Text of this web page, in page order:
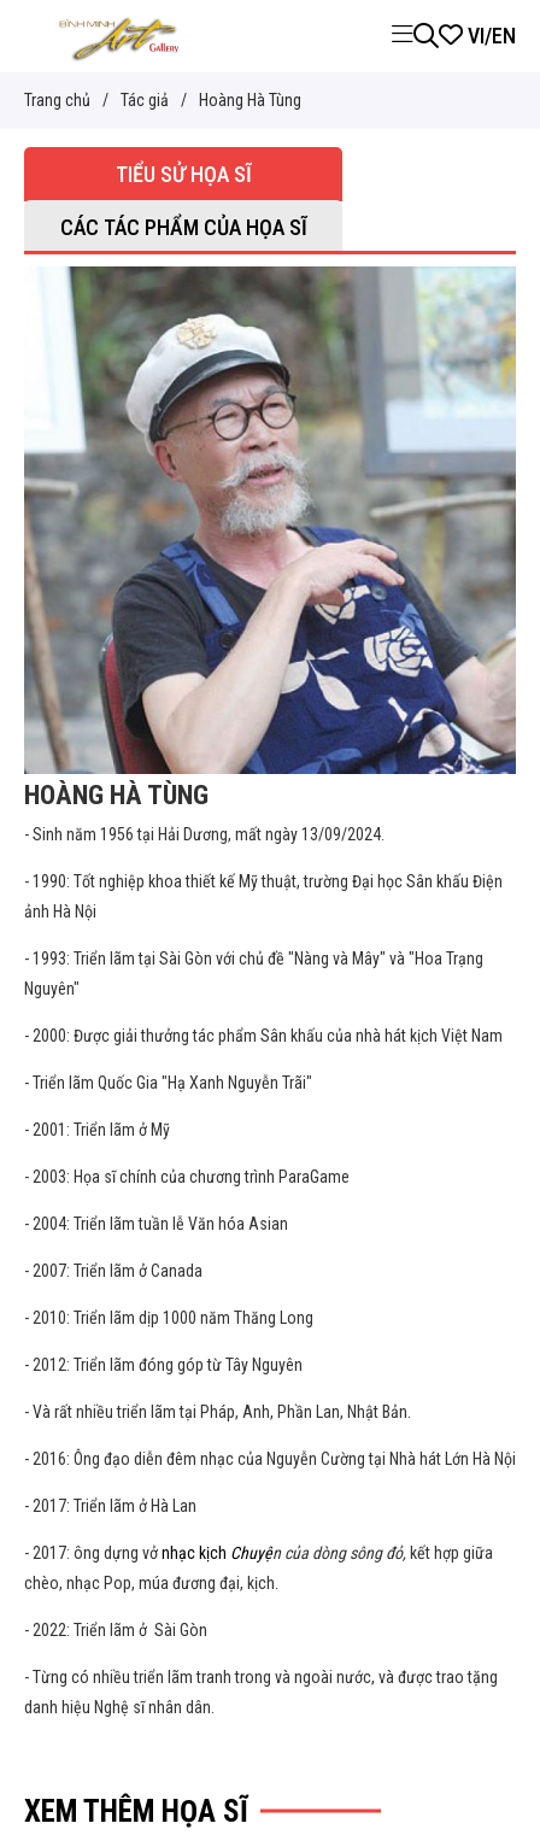
VI/EN
Trang chủ / Tác giả / Hoàng Hà Tùng
TIỂU SỬ HỌA SĨ
CÁC TÁC PHẨM CỦA HỌA SĨ
HOÀNG HÀ TÙNG
-Sinh năm 1956 tại Hải Dương, mất ngày 13/09/2024.
- 1990: Tốt nghiệp khoa thiết kế Mỹ thuật, trường Đại học Sân khấu Điện
ảnh Hà Nội
- 1993: Triển lãm tại Sài Gòn với chủ đề "Nàng và Mây" và "Hoa Trạng
Nguyên"
- 2000: Được giải thưởng tác phẩm Sân khấu của nhà hát kịch Việt Nam
- Triển lãm Quốc Gia "Hạ Xanh Nguyễn Trãi"
- 2001: Triển lãm ở Mỹ
- 2003: Họa sĩ chính của chương trình ParaGame
- 2004: Triển lãm tuần lễ Văn hóa Asian
- 2007: Triển lãm ở Canada
- 2010: Triển lãm dịp 1000 năm Thăng Long
- 2012: Triển lãm đóng góp từ Tây Nguyên
- Và rất nhiều triển lãm tại Pháp, Anh, Phần Lan, Nhật Bản.
- 2016: Ông đạo diễn đêm nhạc của Nguyễn Cường tại Nhà hát Lớn Hà Nội
- 2017: Triển lãm ở Hà Lan
- 2017: ông dựng vởnhạc kịch Chuyện của dòng sông đỏ,kết hợp giữa
chèo, nhạc Pop, múa đương đại, kịch.
- 2022: Triển lãm ở Sài Gòn
- Từng có nhiều triển lãm tranh trong và ngoài nước, và được trao tặng
danh hiệu Nghệ sĩ nhân dân.
XEM THÊM HỌA SĨ